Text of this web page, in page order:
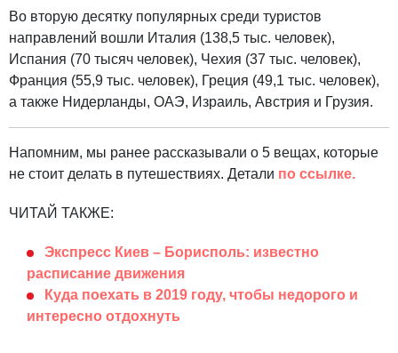
Во вторую десятку популярных среди туристов
направлений вошли Италия (138,5 тыс. человек),
Испания (70 тысяч человек), Чехия (37 тыс. человек),
Франция (55,9 тыс. человек), Греция (49,1 тыс. человек),
а также Нидерланды, ОАЭ, Израиль, Австрия и Грузия.
Напомним, мы ранее рассказывали о 5 вещах, которые
не стоит делать в путешествиях. Детали по ссылке.
ЧИТАЙ ТАКЖЕ:
Экспресс Киев – Борисполь: известно
расписание движения
Куда поехать в 2019 году, чтобы недорого и
интересно отдохнуть